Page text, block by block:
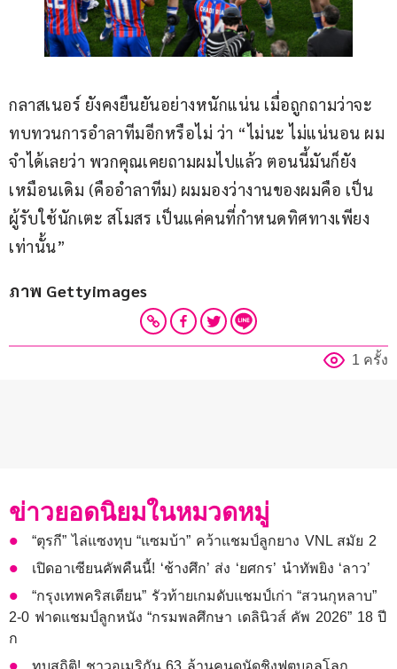
กลาสเนอร์ ยังคงยืนยันอย่างหนักแน่น เมื่อถูกถามว่าจะ
ทบทวนการอำลาทีมอีกหรือไม่ ว่า “ไม่นะ ไม่แน่นอน ผม
จำได้เลยว่า พวกคุณเคยถามผมไปแล้ว ตอนนี้มันก็ยัง
เหมือนเดิม (คืออำลาทีม) ผมมองว่างานของผมคือ เป็น
ผู้รับใช้นักเตะ สโมสร เป็นแค่คนที่กำหนดทิศทางเพียง
เท่านั้น”
ภาพ Gettyimages
1 ครั้ง
ข่าวยอดนิยมในหมวดหมู่
“ตุรกี” ไล่แซงทุบ “แซมบ้า” คว้าแชมป์ลูกยาง VNL สมัย 2
เปิดอาเซียนคัพคืนนี้! ‘ช้างศึก’ ส่ง ‘ยศกร’ นำทัพยิง ‘ลาว’
“กรุงเทพคริสเตียน” รัวท้ายเกมดับแชมป์เก่า “สวนกุหลาบ”
2-0 ฟาดแชมป์ลูกหนัง “กรมพลศึกษา เดลินิวส์ คัพ 2026” 18 ปี
ก
ทุบสถิติ! ชาวอเมริกัน 63 ล้านคนดูนัดชิงฟุตบอลโลก